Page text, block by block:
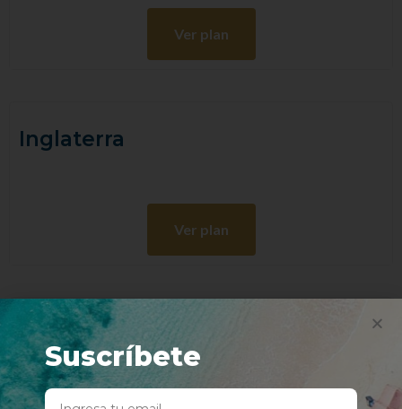
Ver plan
Inglaterra
Ver plan
Escocia
Suscríbete